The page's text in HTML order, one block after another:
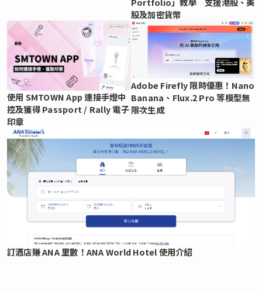
股及加密貨幣
使用 SMTOWN App 連接手燈中
控及獲得 Passport / Rally 電子
印章
Adobe Firefly 限時優惠！Nano
Banana、Flux.2 Pro 等模型無
限次生成
訂酒店賺 ANA 里數！ANA World Hotel 使用介紹